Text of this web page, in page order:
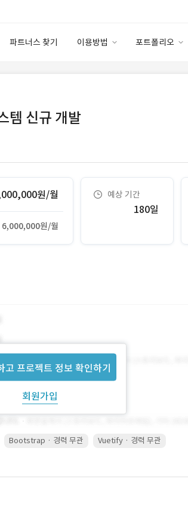
파트너스 찾기 이용방법 포트폴리오
이용요금
고객센터
템 신규 개발
원/월
6,000,000원/월
예상 기간
180일
고 프로젝트 정보 확인하기
회원가입
Bootstrap · 경력 무관 Vuetify · 경력 무관